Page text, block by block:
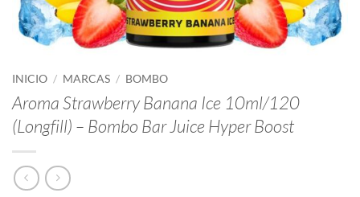
INICIO / MARCAS / BOMBO
Aroma Strawberry Banana Ice 10ml/120
(Longfill) – Bombo Bar Juice Hyper Boost